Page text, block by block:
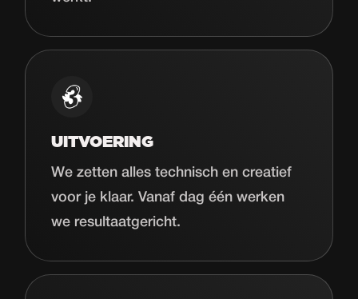
UITVOERING
We zetten alles technisch en creatief
voor je klaar. Vanaf dag één werken
we resultaatgericht.